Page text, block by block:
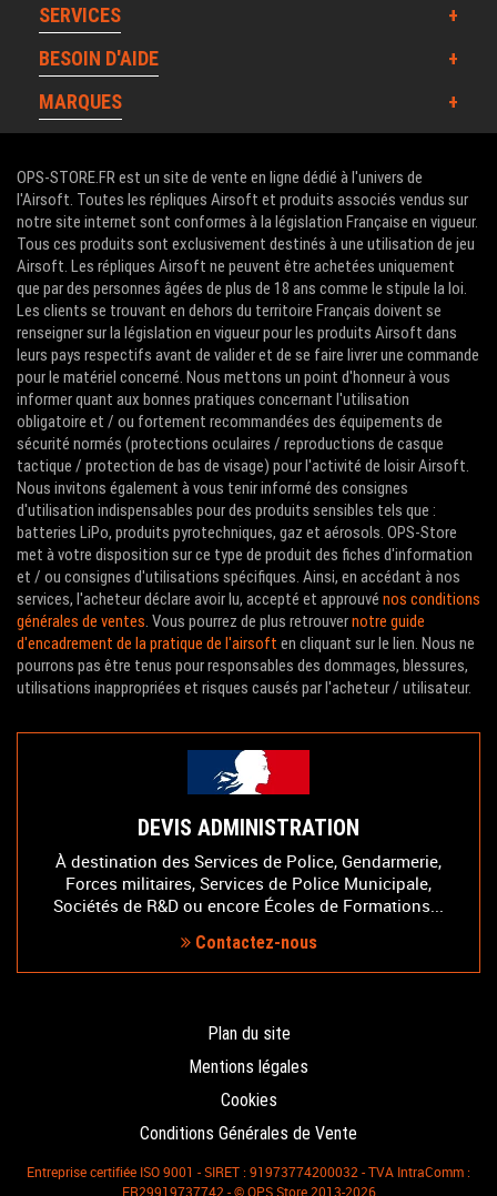
SERVICES
BESOIN D'AIDE
MARQUES
OPS-STORE.FR est un site de vente en ligne dédié à l'univers de
l'Airsoft. Toutes les répliques Airsoft et produits associés vendus sur
notre site internet sont conformes à la législation Française en vigueur.
Tous ces produits sont exclusivement destinés à une utilisation de jeu
Airsoft. Les répliques Airsoft ne peuvent être achetées uniquement
que par des personnes âgées de plus de 18 ans comme le stipule la loi.
Les clients se trouvant en dehors du territoire Français doivent se
renseigner sur la législation en vigueur pour les produits Airsoft dans
leurs pays respectifs avant de valider et de se faire livrer une commande
pour le matériel concerné. Nous mettons un point d'honneur à vous
informer quant aux bonnes pratiques concernant l'utilisation
obligatoire et / ou fortement recommandées des équipements de
sécurité normés (protections oculaires / reproductions de casque
tactique / protection de bas de visage) pour l'activité de loisir Airsoft.
Nous invitons également à vous tenir informé des consignes
d'utilisation indispensables pour des produits sensibles tels que :
batteries LiPo, produits pyrotechniques, gaz et aérosols. OPS-Store
met à votre disposition sur ce type de produit des fiches d'information
et / ou consignes d'utilisations spécifiques. Ainsi, en accédant à nos
services, l'acheteur déclare avoir lu, accepté et approuvé nos conditions
générales de ventes. Vous pourrez de plus retrouvernotre guide
d'encadrement de la pratique de l'airsoft en cliquant sur le lien. Nous ne
pourrons pas être tenus pour responsables des dommages, blessures,
utilisations inappropriées et risques causés par l'acheteur / utilisateur.
DEVIS ADMINISTRATION
À destination des Services de Police, Gendarmerie,
Forces militaires, Services de Police Municipale,
Sociétés de R&D ou encore Écoles de Formations...
Contactez-nous
Plan du site
Mentions légales
Cookies
Conditions Générales de Vente
Entreprise certifiée ISO 9001 - SIRET : 91973774200032 - TVA IntraComm :
FR29919737742 - © OPS Store 2013-2026